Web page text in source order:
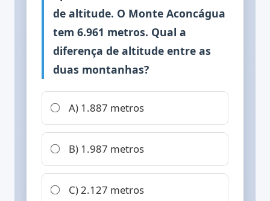
de altitude. O Monte Aconcágua
tem 6.961 metros. Qual a
diferença de altitude entre as
duas montanhas?
A) 1.887 metros
B) 1.987 metros
C) 2.127 metros